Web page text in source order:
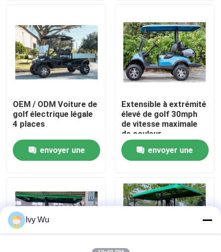
Au sujet de nous
Visite d'usine
Contact USA
Nouvelles
Miroirs de côté de chariot de golf
Enjoliveurs de chariot de golf
Tableau de bord de chariot de golf
OEM / ODM Voiture de
golf électrique légale
4 places
envoyer une
Extensible à extrémité
élevé de golf 30mph
de vitesse maximale
de couleur
personnalisable
électrique de chariot
envoyer une
Ivy Wu